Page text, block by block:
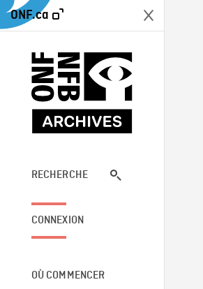
ONF.ca
RECHERCHE
CONNEXION
OÙ COMMENCER